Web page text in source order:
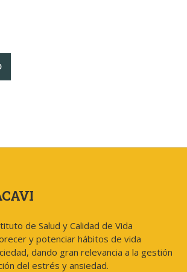
de Salud y Calidad de Vida
y potenciar hábitos de vida
dando gran relevancia a la gestión
del estrés y ansiedad.